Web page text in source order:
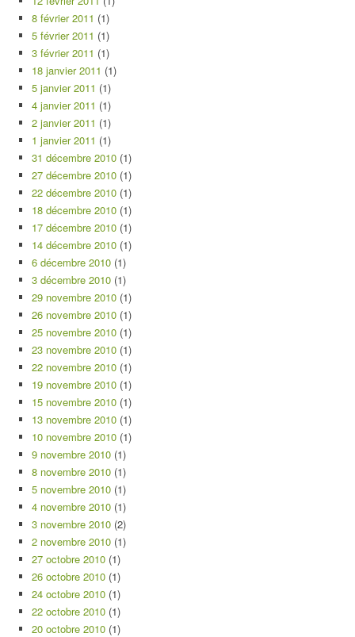
8 février 2011 (1)
5 février 2011 (1)
3 février 2011 (1)
18 janvier 2011 (1)
5 janvier 2011 (1)
4 janvier 2011 (1)
2 janvier 2011 (1)
1 janvier 2011 (1)
31 décembre 2010 (1)
27 décembre 2010 (1)
22 décembre 2010 (1)
18 décembre 2010 (1)
17 décembre 2010 (1)
14 décembre 2010 (1)
6 décembre 2010 (1)
3 décembre 2010 (1)
29 novembre 2010 (1)
26 novembre 2010 (1)
25 novembre 2010 (1)
23 novembre 2010 (1)
22 novembre 2010 (1)
19 novembre 2010 (1)
15 novembre 2010 (1)
13 novembre 2010 (1)
10 novembre 2010 (1)
9 novembre 2010 (1)
8 novembre 2010 (1)
5 novembre 2010 (1)
4 novembre 2010 (1)
3 novembre 2010 (2)
2 novembre 2010 (1)
27 octobre 2010 (1)
26 octobre 2010 (1)
24 octobre 2010 (1)
22 octobre 2010 (1)
20 octobre 2010 (1)